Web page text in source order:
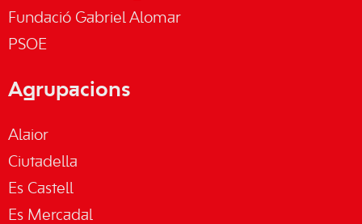
Fundació Gabriel Alomar
PSOE
Agrupacions
Alaior
Ciutadella
Es Castell
Es Mercadal